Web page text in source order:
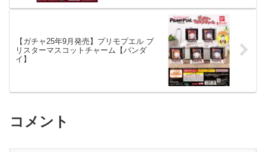
【ガチャ25年9月発売】プリモプエル ブ
リスターマスコットチャーム【バンダ
イ】
コメント